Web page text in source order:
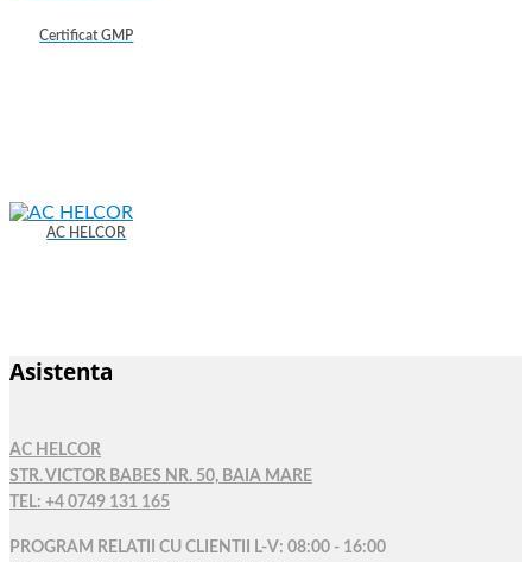
Certificat GMP
AC HELCOR
Asistenta
AC HELCOR
STR. VICTOR BABES NR. 50, BAIA MARE
TEL: +4 0749 131 165
PROGRAM RELATII CU CLIENTII L-V: 08:00 - 16:00